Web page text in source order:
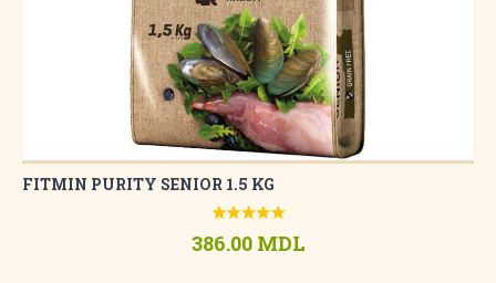
FITMIN PURITY SENIOR 1.5 KG
386.00 MDL